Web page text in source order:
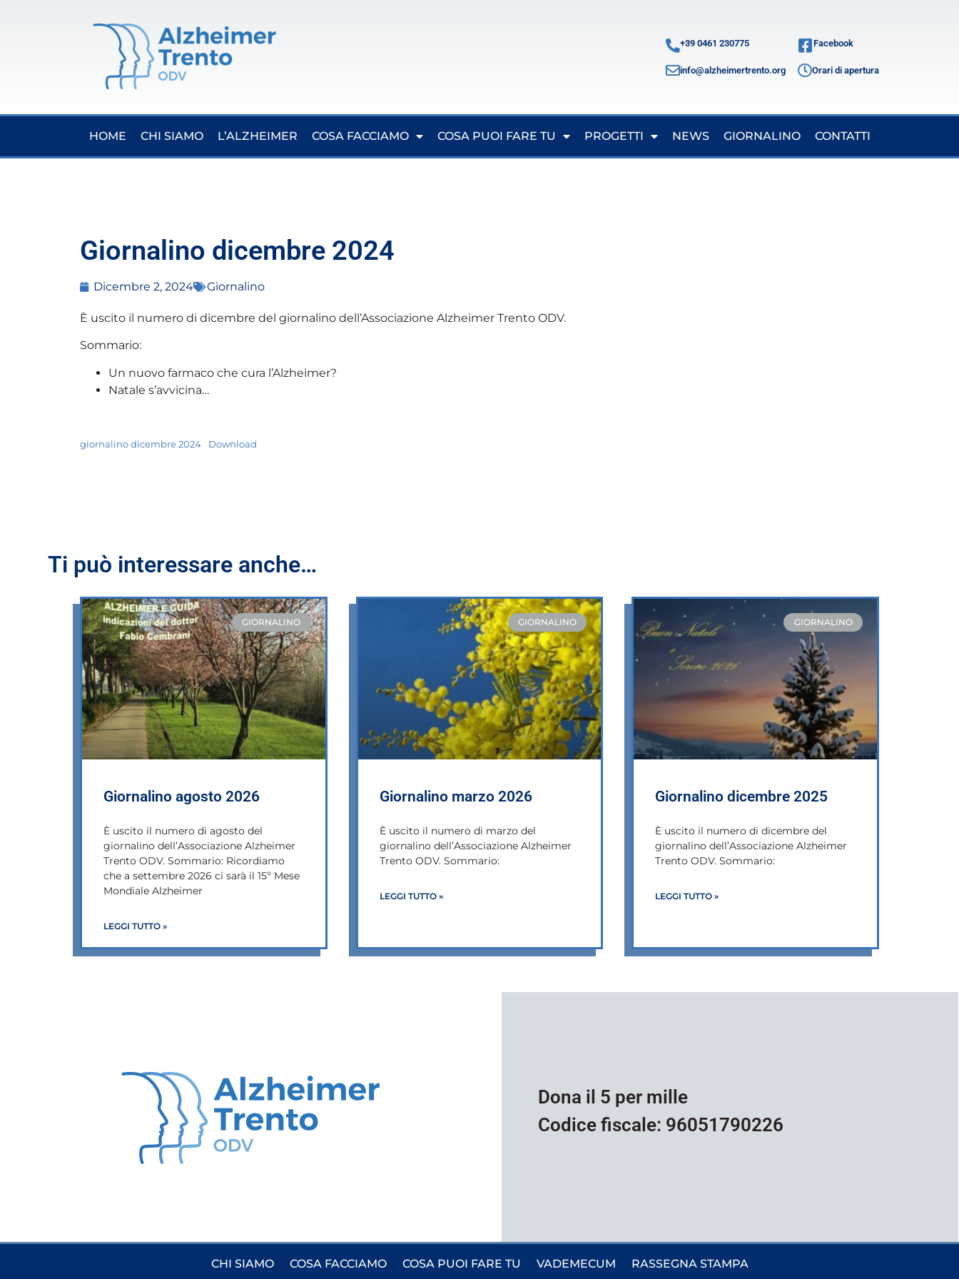
+39 0461 230775
info@alzheimertrento.org
Facebook
Orari di apertura
HOME CHI SIAMO L’ALZHEIMER COSA FACCIAMO COSA PUOI FARE TU PROGETTI NEWS GIORNALINO CONTATTI
Giornalino dicembre 2024
Dicembre 2, 2024 Giornalino
È uscito il numero di dicembre del giornalino dell’Associazione Alzheimer Trento ODV.
Sommario:
Un nuovo farmaco che cura l’Alzheimer?
Natale s’avvicina…
giornalino dicembre 2024 Download
Ti può interessare anche…
GIORNALINO
Giornalino agosto 2026
È uscito il numero di agosto del
giornalino dell’Associazione Alzheimer
Trento ODV. Sommario: Ricordiamo
che a settembre 2026 ci sarà il 15º Mese
Mondiale Alzheimer
LEGGI TUTTO »
GIORNALINO
Giornalino marzo 2026
È uscito il numero di marzo del
giornalino dell’Associazione Alzheimer
Trento ODV. Sommario:
LEGGI TUTTO »
GIORNALINO
Giornalino dicembre 2025
È uscito il numero di dicembre del
giornalino dell’Associazione Alzheimer
Trento ODV. Sommario:
LEGGI TUTTO »
Dona il 5 per mille
Codice fiscale: 96051790226
CHI SIAMO COSA FACCIAMO COSA PUOI FARE TU VADEMECUM RASSEGNA STAMPA